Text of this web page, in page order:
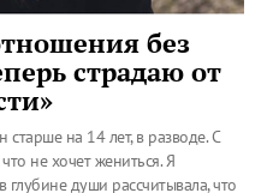
без
страдаю от
на 14 лет, в разводе. С
не хочет жениться. Я
глубине души рассчитывала, что